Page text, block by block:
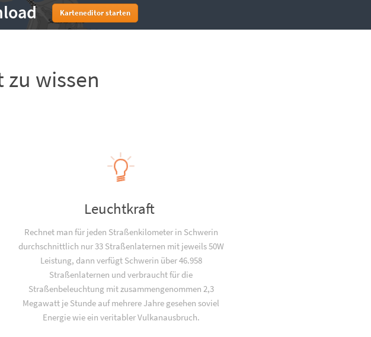
Karteneditor starten
zu wissen
Leuchtkraft
Rechnet man für jeden Straßenkilometer in Schwerin
durchschnittlich nur 33 Straßenlaternen mit jeweils 50W
Leistung, dann verfügt Schwerin über 46.958
Straßenlaternen und verbraucht für die
Straßenbeleuchtung mit zusammengenommen 2,3
Megawatt je Stunde auf mehrere Jahre gesehen soviel
Energie wie ein veritabler Vulkanausbruch.